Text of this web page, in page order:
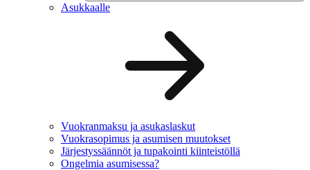
Asukkaalle
Vuokranmaksu ja asukaslaskut
Vuokrasopimus ja asumisen muutokset
Järjestyssäännöt ja tupakointi kiinteistöllä
Ongelmia asumisessa?